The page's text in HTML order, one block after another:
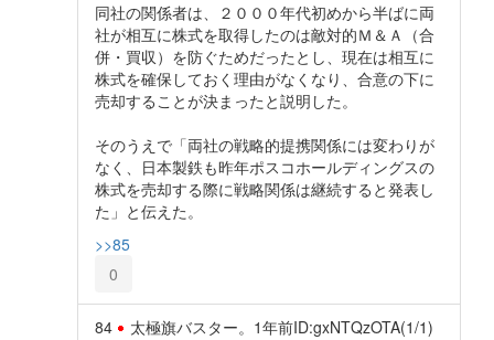
同社の関係者は、２０００年代初めから半ばに両
社が相互に株式を取得したのは敵対的Ｍ＆Ａ（合
併・買収）を防ぐためだったとし、現在は相互に
株式を確保しておく理由がなくなり、合意の下に
売却することが決まったと説明した。
そのうえで「両社の戦略的提携関係には変わりが
なく、日本製鉄も昨年ポスコホールディングスの
株式を売却する際に戦略関係は継続すると発表し
た」と伝えた。
>>85
0
84 太極旗バスター。 1年前ID:gxNTQzOTA(1/1)